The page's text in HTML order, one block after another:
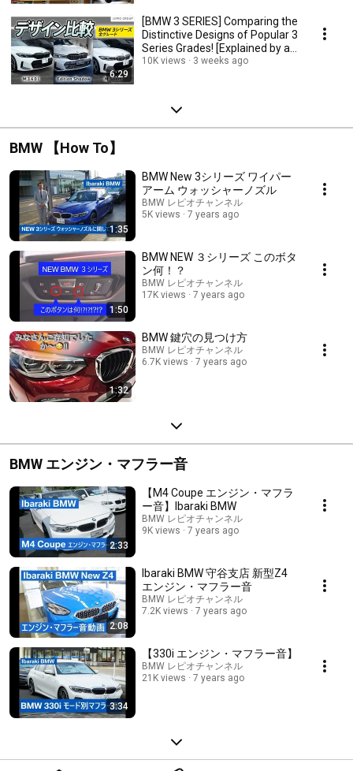
6:29
[BMW 3 SERIES] Comparing the
Distinctive Designs of Popular 3
Series Grades! [Explained by an
Off...
10K views 3 weeks ago
BMW 【How To】
1:35
BMW New 3シリーズ ワイパー
アーム ウォッシャーノズル
BMW レピオチャンネル
5K views
7 years ago
1:50
BMW NEW ３シリーズ このボタ
ン何！？
BMW レピオチャンネル
17K views
7 years ago
1:32
BMW 鍵穴の見つけ方
BMW レピオチャンネル
6.7K views
7 years ago
BMW エンジン・マフラー音
2:33
【M4 Coupe エンジン・マフラ
ー音】Ibaraki BMW
BMW レピオチャンネル
9K views
7 years ago
2:08
Ibaraki BMW 守谷支店 新型Z4
エンジン・マフラー音
BMW レピオチャンネル
7.2K views
7 years ago
3:34
【330i エンジン・マフラー音】
BMW レピオチャンネル
21K views
7 years ago